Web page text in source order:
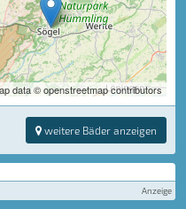
data © openstreetmap contributors
weitere Bäder anzeigen
Anzeige